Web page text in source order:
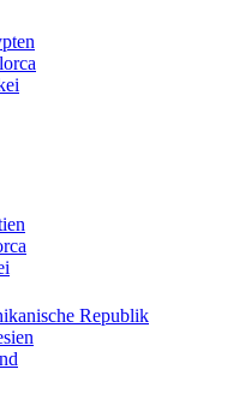
Republik